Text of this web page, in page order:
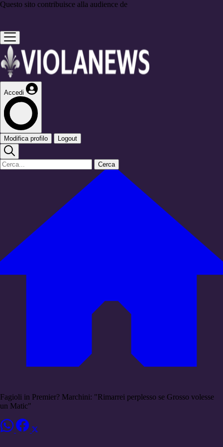
Questo sito contribuisce alla audience de
Accedi
Modifica profilo Logout
Cerca
Fagioli in Premier? Marchini: "Rimarrei perplesso se Grosso volesse
un Matic"